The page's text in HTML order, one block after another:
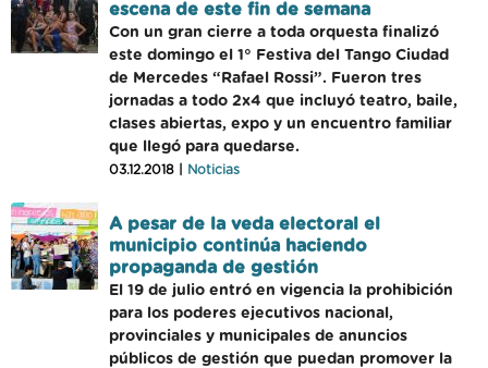
escena de este fin de semana
Con un gran cierre a toda orquesta finalizó
este domingo el 1° Festiva del Tango Ciudad
de Mercedes “Rafael Rossi”. Fueron tres
jornadas a todo 2x4 que incluyó teatro, baile,
clases abiertas, expo y un encuentro familiar
que llegó para quedarse.
03.12.2018 | Noticias
A pesar de la veda electoral el
municipio continúa haciendo
propaganda de gestión
El 19 de julio entró en vigencia la prohibición
para los poderes ejecutivos nacional,
provinciales y municipales de anuncios
públicos de gestión que puedan promover la